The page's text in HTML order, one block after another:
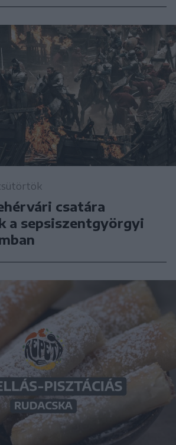
csatára
a sepsiszentgyörgyi